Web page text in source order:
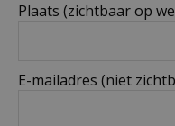
Plaats (zichtbaar op
E-mailadres (niet